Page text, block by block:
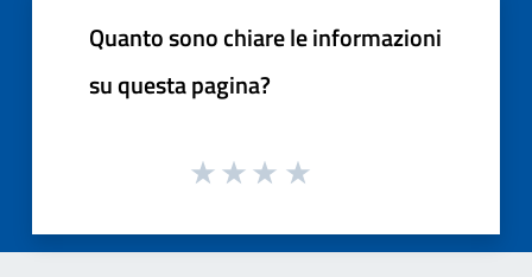
Quanto sono chiare le informazioni
su questa pagina?